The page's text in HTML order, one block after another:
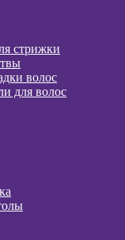
стрижки
волос
для волос